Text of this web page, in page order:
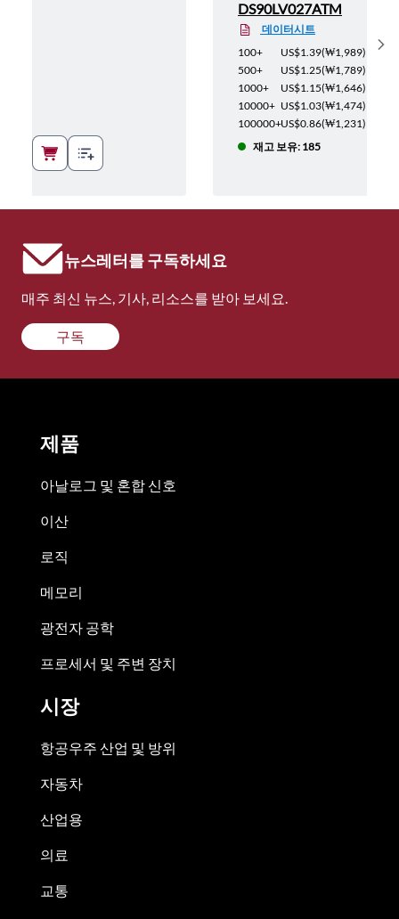
DS90LV027ATM
데이터시트
100+
US$1.39(₩1,989)
500+
US$1.25(₩1,789)
1000+
US$1.15(₩1,646)
10000+ US$1.03(₩1,474)
100000+US$0.86(₩1,231)
재고 보유: 185
뉴스레터를 구독하세요
매주 최신 뉴스, 기사, 리소스를 받아 보세요.
구독
제품
아날로그 및 혼합 신호
이산
로직
메모리
광전자 공학
프로세서 및 주변 장치
시장
항공우주 산업 및 방위
자동차
산업용
의료
교통